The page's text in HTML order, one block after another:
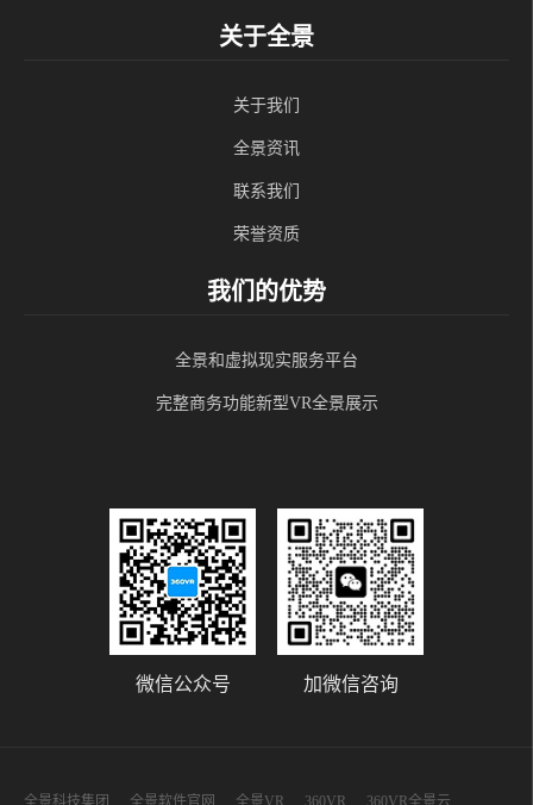
关于全景
关于我们
全景资讯
联系我们
荣誉资质
我们的优势
全景和虚拟现实服务平台
完整商务功能新型VR全景展示
微信公众号 加微信咨询
全景科技集团 全景软件官网 全景VR 360VR 360VR全景云